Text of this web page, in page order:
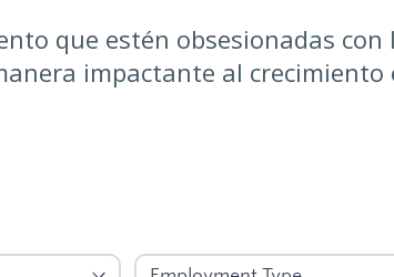
que estén obsesionadas
impactante al crecimiento